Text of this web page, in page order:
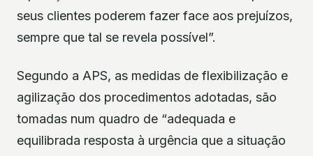
seus clientes poderem fazer face aos prejuízos,
sempre que tal se revela possível”.
Segundo a APS, as medidas de flexibilização e
agilização dos procedimentos adotadas, são
tomadas num quadro de “adequada e
equilibrada resposta à urgência que a situação